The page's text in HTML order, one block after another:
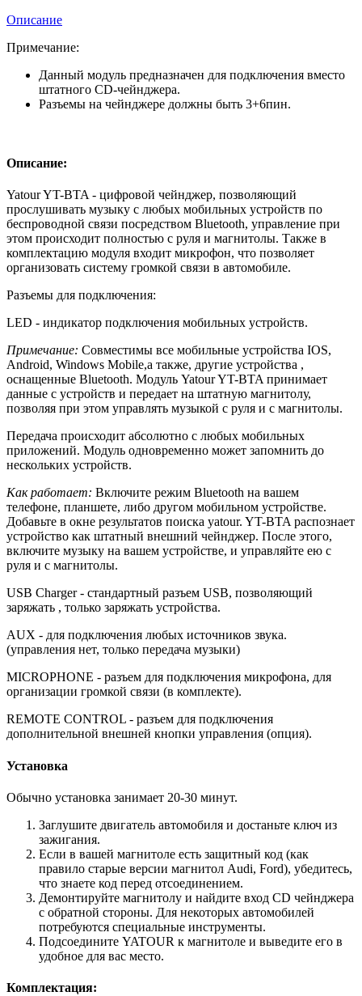
Описание
Примечание:
Данный модуль предназначен для подключения вместо
штатного CD-чейнджера.
Разъемы на чейнджере должны быть 3+6пин.
Описание:
Yatour YT-BTA - цифровой чейнджер, позволяющий
прослушивать музыку с любых мобильных устройств по
беспроводной связи посредством Bluetooth, управление при
этом происходит полностью с руля и магнитолы. Также в
комплектацию модуля входит микрофон, что позволяет
организовать систему громкой связи в автомобиле.
Разъемы для подключения:
LED - индикатор подключения мобильных устройств.
Примечание: Совместимы все мобильные устройства IOS,
Android, Windows Mobile,а также, другие устройства ,
оснащенные Bluetooth. Модуль Yatour YT-BTA принимает
данные с устройств и передает на штатную магнитолу,
позволяя при этом управлять музыкой с руля и с магнитолы.
Передача происходит абсолютно с любых мобильных
приложений. Модуль одновременно может запомнить до
нескольких устройств.
Как работает: Включите режим Bluetooth на вашем
телефоне, планшете, либо другом мобильном устройстве.
Добавьте в окне результатов поиска yatour. YT-BTA распознает
устройство как штатный внешний чейнджер. После этого,
включите музыку на вашем устройстве, и управляйте ею с
руля и с магнитолы.
USB Charger - стандартный разъем USB, позволяющий
заряжать , только заряжать устройства.
AUX - для подключения любых источников звука.
(управления нет, только передача музыки)
MICROPHONE - разъем для подключения микрофона, для
организации громкой связи (в комплекте).
REMOTE CONTROL - разъем для подключения
дополнительной внешней кнопки управления (опция).
Установка
Обычно установка занимает 20-30 минут.
Заглушите двигатель автомобиля и достаньте ключ из
зажигания.
Если в вашей магнитоле есть защитный код (как
правило старые версии магнитол Audi, Ford), убедитесь,
что знаете код перед отсоединением.
Демонтируйте магнитолу и найдите вход CD чейнджера
с обратной стороны. Для некоторых автомобилей
потребуются специальные инструменты.
Подсоедините YATOUR к магнитоле и выведите его в
удобное для вас место.
Комплектация: